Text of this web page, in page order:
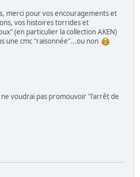
merci pour vos encouragements et
vos histoires torrides et
(en particulier la collection AKEN)
une cmc "raisonnée"...ou non
voudrai pas promouvoir "l'arrêt de